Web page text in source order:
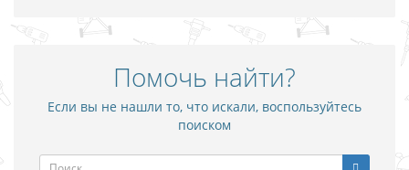
Помочь найти?
Если вы не нашли то, что искали, воспользуйтесь
поиском